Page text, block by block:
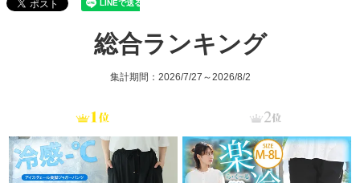
総合ランキング
集計期間：2026/7/27～2026/8/2